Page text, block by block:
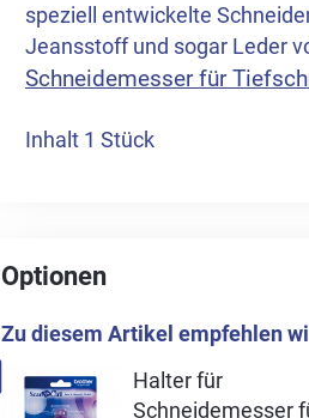
speziell entwickelte
Jeansstoff und sogar Leder
Schneidemesser für
Inhalt 1 Stück
Optionen
Zu diesem Artikel empfehlen
Halter für
Schneidemesser